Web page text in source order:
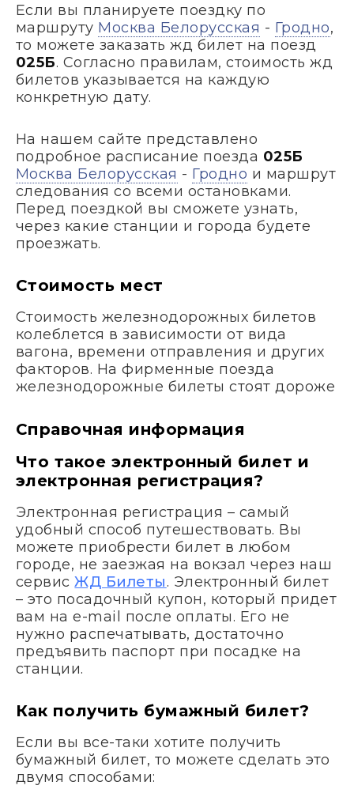
Если вы планируете поездку по
маршруту Москва Белорусская - Гродно,
то можете заказать жд билет на поезд
025Б. Согласно правилам, стоимость жд
билетов указывается на каждую
конкретную дату.
На нашем сайте представлено
подробное расписание поезда 025Б
Москва Белорусская - Гродно и маршрут
следования со всеми остановками.
Перед поездкой вы сможете узнать,
через какие станции и города будете
проезжать.
Стоимость мест
Стоимость железнодорожных билетов
колеблется в зависимости от вида
вагона, времени отправления и других
факторов. На фирменные поезда
железнодорожные билеты стоят дороже
Справочная информация
Что такое электронный билет и
электронная регистрация?
Электронная регистрация – самый
удобный способ путешествовать. Вы
можете приобрести билет в любом
городе, не заезжая на вокзал через наш
сервисЖД Билеты. Электронный билет
– это посадочный купон, который придет
вам на e-mail после оплаты. Его не
нужно распечатывать, достаточно
предъявить паспорт при посадке на
станции.
Как получить бумажный билет?
Если вы все-таки хотите получить
бумажный билет, то можете сделать это
двумя способами: